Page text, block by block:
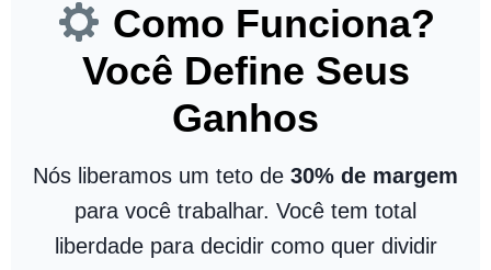
Como Funciona?
Você Define Seus
Ganhos
Nós liberamos um teto de 30% de margem
para você trabalhar. Você tem total
liberdade para decidir como quer dividir